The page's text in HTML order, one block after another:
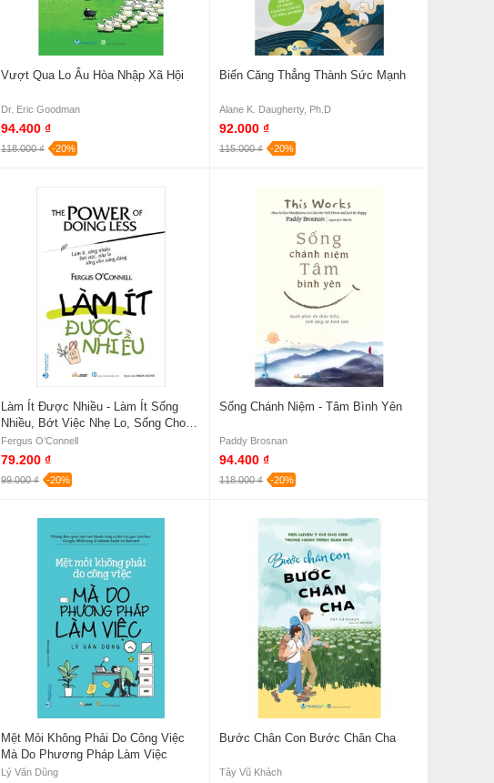
Vượt Qua Lo Âu Hòa Nhập Xã Hội
Dr. Eric Goodman
94.400 ₫
118.000 ₫ -20%
Biến Căng Thẳng Thành Sức Mạnh
Alane K. Daugherty, Ph.D
92.000 ₫
115.000 ₫ -20%
Làm Ít Được Nhiều - Làm Ít Sống
Nhiều, Bớt Việc Nhẹ Lo, Sống Cho
Xứng Đáng
Fergus O’Connell
79.200 ₫
99.000 ₫ -20%
Sống Chánh Niệm - Tâm Bình Yên
Paddy Brosnan
94.400 ₫
118.000 ₫ -20%
Mệt Mỏi Không Phải Do Công Việc
Mà Do Phương Pháp Làm Việc
Lý Văn Dũng
Bước Chân Con Bước Chân Cha
Tây Vũ Khách